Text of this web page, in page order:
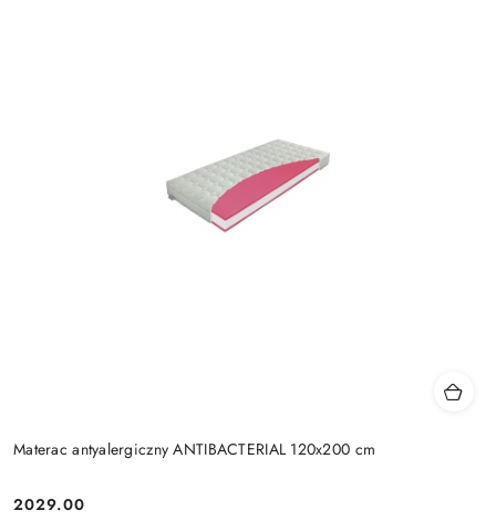
Materac antyalergiczny ANTIBACTERIAL 120x200 cm
2029.00